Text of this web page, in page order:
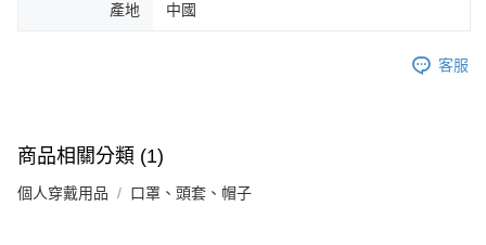
產地 中國
客服
商品相關分類 (1)
個人穿戴用品 口罩、頭套、帽子